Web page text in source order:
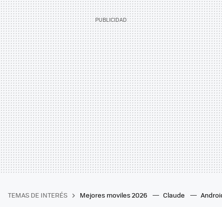
TEMAS DE INTERÉS Mejores moviles 2026 Claude